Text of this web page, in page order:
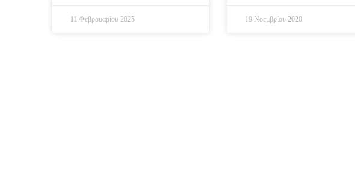
11 Φεβρουαρίου 2025 19 Νοεμβρίου 2020